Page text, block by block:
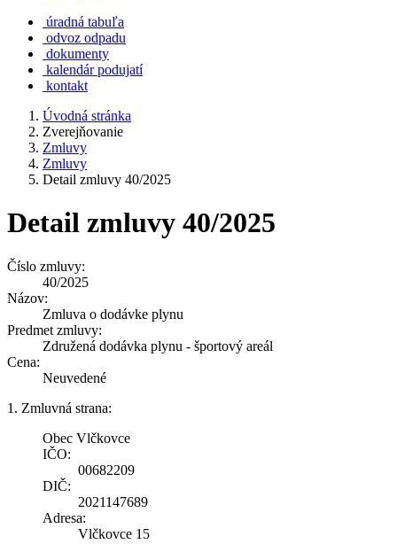
úradná tabuľa
odvoz odpadu
dokumenty
kalendár podujatí
kontakt
Úvodná stránka
Zverejňovanie
Zmluvy
Zmluvy
Detail zmluvy 40/2025
Detail zmluvy 40/2025
Číslo zmluvy:
40/2025
Názov:
Zmluva o dodávke plynu
Predmet zmluvy:
Združená dodávka plynu - športový areál
Cena:
Neuvedené
1. Zmluvná strana:
Obec Vlčkovce
IČO:
00682209
DIČ:
2021147689
Adresa:
Vlčkovce 15